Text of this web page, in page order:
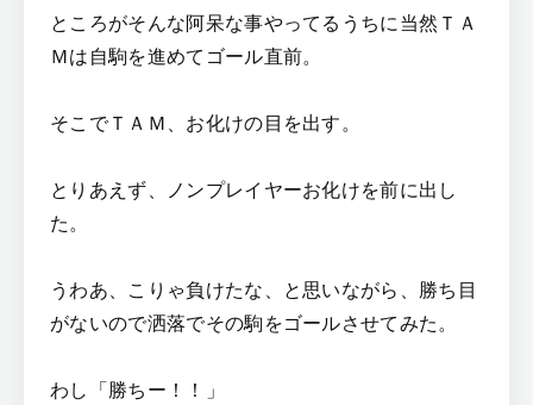
ところがそんな阿呆な事やってるうちに当然ＴＡ
Ｍは自駒を進めてゴール直前。
そこでＴＡＭ、お化けの目を出す。
とりあえず、ノンプレイヤーお化けを前に出し
た。
うわあ、こりゃ負けたな、と思いながら、勝ち目
がないので洒落でその駒をゴールさせてみた。
わし「勝ちー！！」